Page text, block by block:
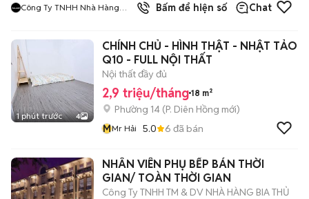
Công Ty TNHH Nhà Hàng
9đã bán
Bấm để hiện số Chat
1 phút trước 4
CHÍNH CHỦ - HÌNH THẬT - NHẬT TẢO
Q10 - FULL NỘI THẤT
Nội thất đầy đủ
2,9 triệu/tháng 18 m²
Phường 14 (P. Diên Hồng mới)
MMr Hải 5.0 6 đã bán
NHÂN VIÊN PHỤ BẾP BÁN THỜI
GIAN/ TOÀN THỜI GIAN
Công Ty TNHH TM & DV NHÀ HÀNG BIA THỦ